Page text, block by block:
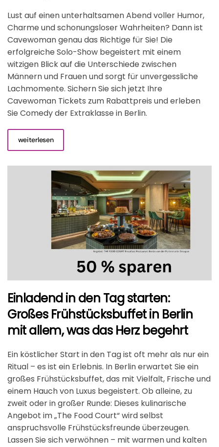
Lust auf einen unterhaltsamen Abend voller Humor,
Charme und schonungsloser Wahrheiten? Dann ist
Cavewoman genau das Richtige für Sie! Die
erfolgreiche Solo-Show begeistert mit einem
witzigen Blick auf die Unterschiede zwischen
Männern und Frauen und sorgt für unvergessliche
Lachmomente. Sichern Sie sich jetzt Ihre
Cavewoman Tickets zum Rabattpreis und erleben
Sie Comedy der Extraklasse in Berlin.
weiterlesen
Einladend in den Tag starten:
Großes Frühstücksbuffet in Berlin
mit allem, was das Herz begehrt
Ein köstlicher Start in den Tag ist oft mehr als nur ein
Ritual – es ist ein Erlebnis. In Berlin erwartet Sie ein
großes Frühstücksbuffet, das mit Vielfalt, Frische und
einem Hauch von Luxus begeistert. Ob alleine, zu
zweit oder in großer Runde: Dieses kulinarische
Angebot im „The Food Court“ wird selbst
anspruchsvolle Frühstücksfreunde überzeugen.
Lassen Sie sich verwöhnen – mit warmen und kalten